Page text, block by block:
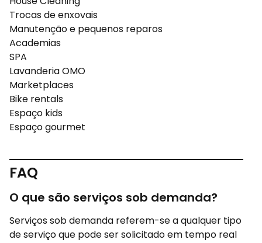
Trocas de enxovais
Manutenção e pequenos reparos
Academias
SPA
Lavanderia OMO
Marketplaces
Bike rentals
Espaço kids
Espaço gourmet
FAQ
O que são serviços sob demanda?
Serviços sob demanda referem-se a qualquer tipo
de serviço que pode ser solicitado em tempo real